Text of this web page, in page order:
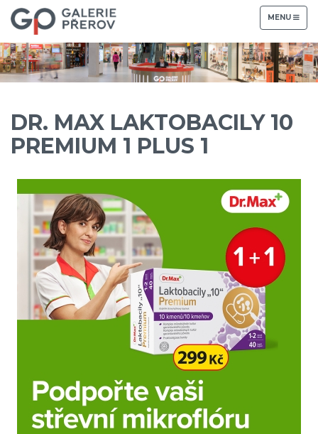
TOGGLE
NAVIGATION
MENU
DR. MAX LAKTOBACILY 10
PREMIUM 1 PLUS 1